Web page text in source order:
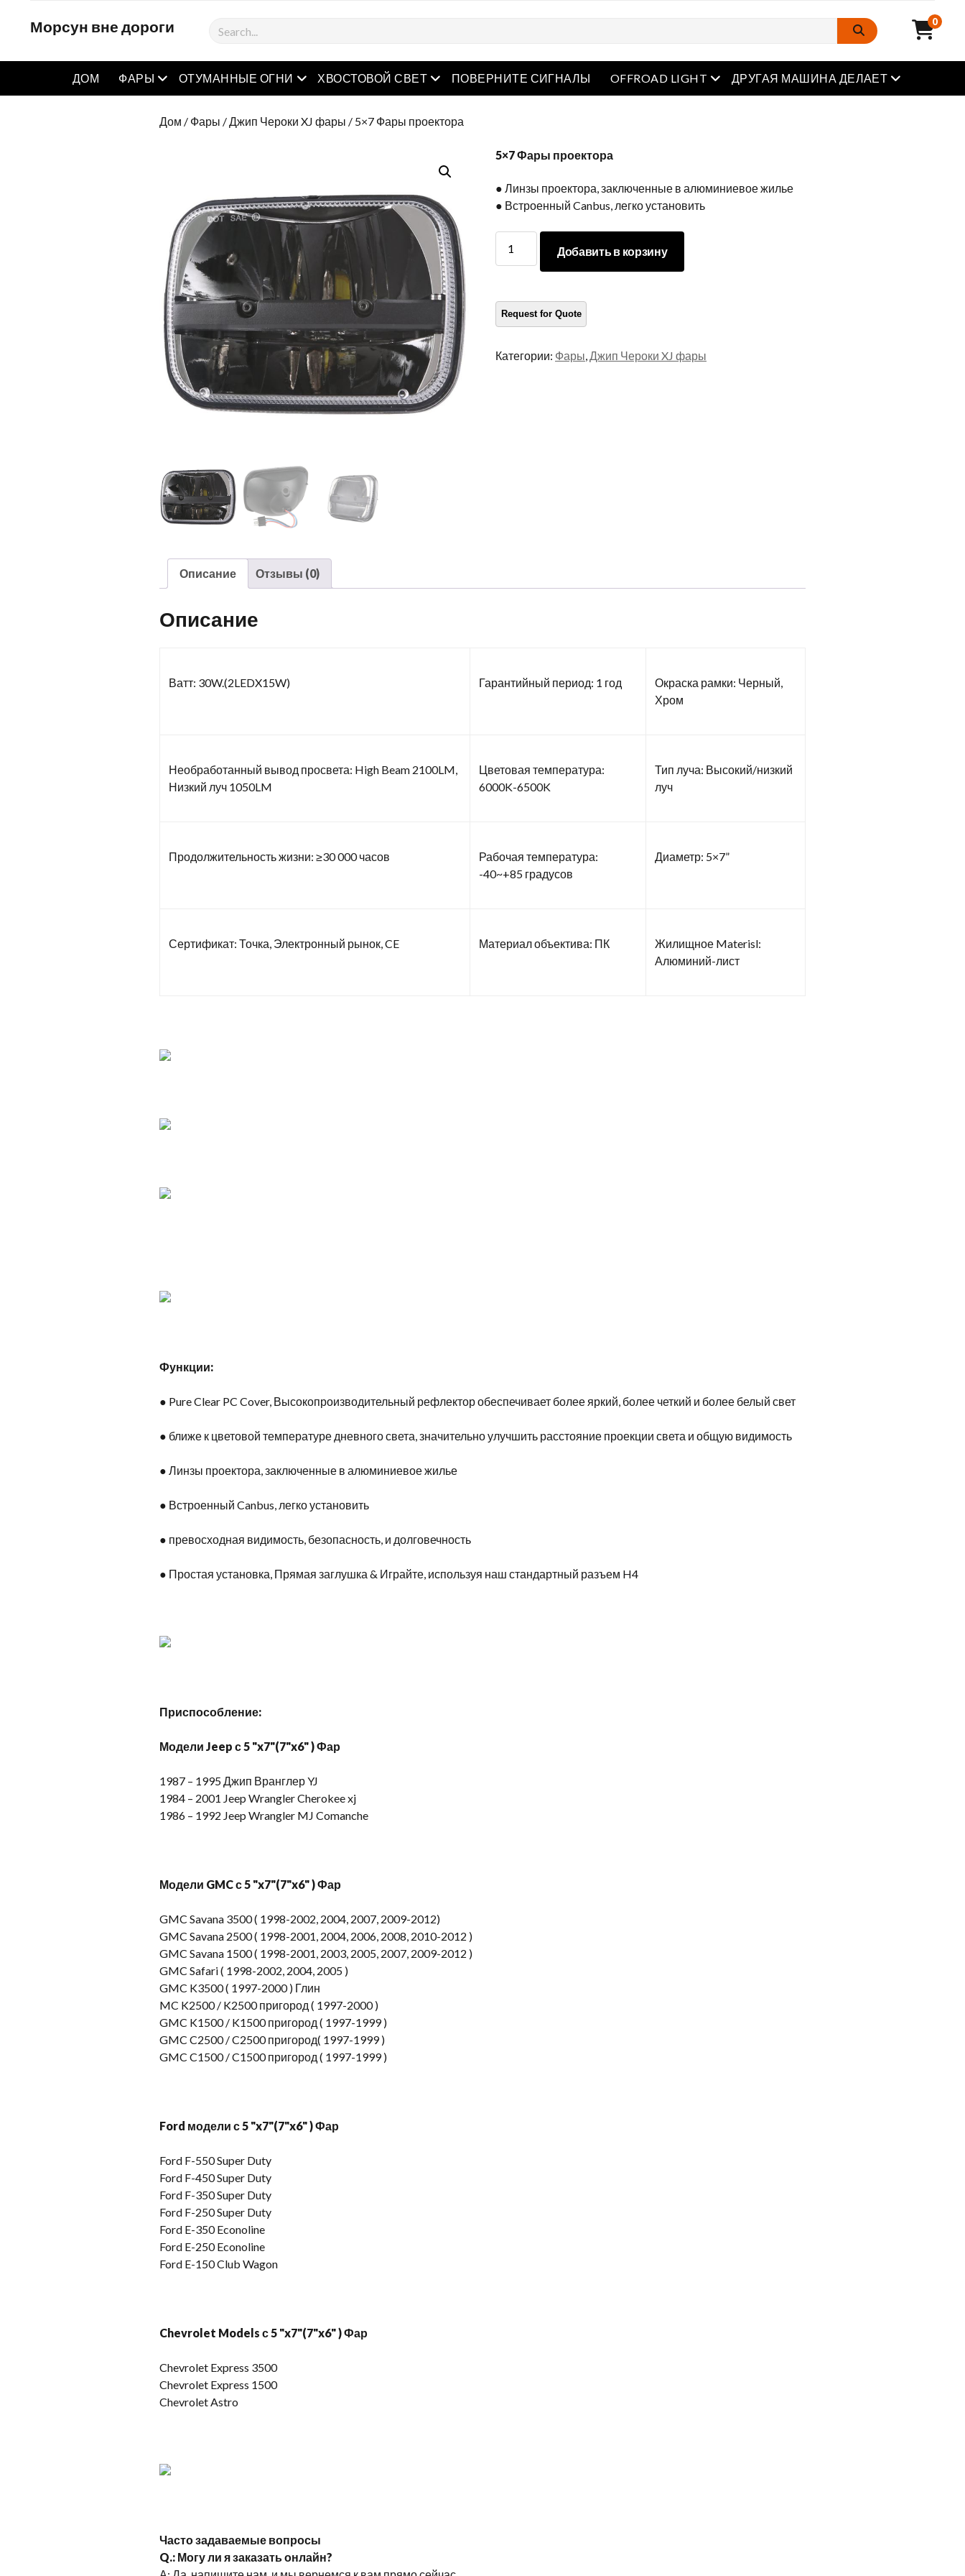
Морсун вне дороги Поиск 0
ДОМ ФАРЫ Открытое меню
ОТУМАННЫЕ ОГНИ Открытое меню
ХВОСТОВОЙ СВЕТ Открытое меню
ПОВЕРНИТЕ СИГНАЛЫ OFFROAD LIGHT Открытое меню
ДРУГАЯ МАШИНА ДЕЛАЕТ Открытое
Дом / Фары /Джип Чероки XJ фары / 5×7 Фары проектора
5×7 Фары проектора
● Линзы проектора, заключенные в алюминиевое жилье
● Встроенный Canbus, легко установить
Фары
проектора
Добавить в корзину
Категории: Фары,Джип Чероки XJ фары
Описание Отзывы (0)
Описание
Ватт: 30W.(2LEDX15W) Гарантийный период: 1 год
Окраска рамки: Черный,
Хром
Необработанный вывод просвета: High Beam 2100LM,
Низкий луч 1050LM
Цветовая температура:
6000K-6500K
Тип луча: Высокий/низкий
луч
Продолжительность жизни: ≥30 000 часов
Рабочая температура:
-40~+85 градусов
Диаметр: 5×7”
Сертификат: Точка, Электронный рынок, CE Материал объектива: ПК
Жилищное Materisl:
Алюминий-лист
Функции:
● Pure Clear PC Cover, Высокопроизводительный рефлектор обеспечивает более яркий, более четкий и более белый свет
● ближе к цветовой температуре дневного света, значительно улучшить расстояние проекции света и общую видимость
● Линзы проектора, заключенные в алюминиевое жилье
● Встроенный Canbus, легко установить
● превосходная видимость, безопасность, и долговечность
● Простая установка, Прямая заглушка & Играйте, используя наш стандартный разъем H4
Приспособление:
Модели Jeep с 5 "x7"(7"x6" ) Фар
1987 – 1995 Джип Вранглер YJ
1984 – 2001 Jeep Wrangler Cherokee xj
1986 – 1992 Jeep Wrangler MJ Comanche
Модели GMC с 5 "x7"(7"x6" ) Фар
GMC Savana 3500 ( 1998-2002, 2004, 2007, 2009-2012)
GMC Savana 2500 ( 1998-2001, 2004, 2006, 2008, 2010-2012 )
GMC Savana 1500 ( 1998-2001, 2003, 2005, 2007, 2009-2012 )
GMC Safari ( 1998-2002, 2004, 2005 )
GMC K3500 ( 1997-2000 ) Глин
MC K2500 / K2500 пригород ( 1997-2000 )
GMC K1500 / K1500 пригород ( 1997-1999 )
GMC C2500 / C2500 пригород( 1997-1999 )
GMC C1500 / C1500 пригород ( 1997-1999 )
Ford модели с 5 "x7"(7"x6" ) Фар
Ford F-550 Super Duty
Ford F-450 Super Duty
Ford F-350 Super Duty
Ford F-250 Super Duty
Ford E-350 Econoline
Ford E-250 Econoline
Ford E-150 Club Wagon
Chevrolet Models с 5 "x7"(7"x6" ) Фар
Chevrolet Express 3500
Chevrolet Express 1500
Chevrolet Astro
Часто задаваемые вопросы
Q.: Могу ли я заказать онлайн?